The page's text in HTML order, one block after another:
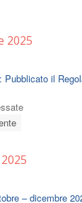
2025
Pubblicato il
– dicembre